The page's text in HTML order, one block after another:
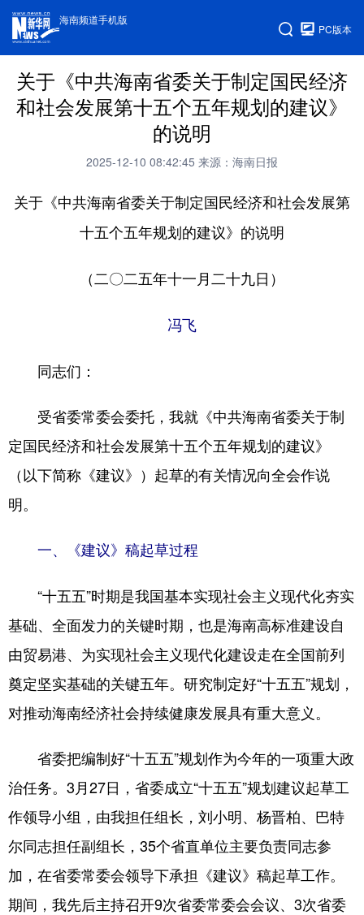
海南频道手机版
PC版本
关于《中共海南省委关于制定国民经济
和社会发展第十五个五年规划的建议》
的说明
2025-12-10 08:42:45 来源：海南日报
关于《中共海南省委关于制定国民经济和社会发展第
十五个五年规划的建议》的说明
（二〇二五年十一月二十九日）
冯飞
同志们：
受省委常委会委托，我就《中共海南省委关于制
定国民经济和社会发展第十五个五年规划的建议》
（以下简称《建议》）起草的有关情况向全会作说
明。
一、《建议》稿起草过程
“十五五”时期是我国基本实现社会主义现代化夯实
基础、全面发力的关键时期，也是海南高标准建设自
由贸易港、为实现社会主义现代化建设走在全国前列
奠定坚实基础的关键五年。研究制定好“十五五”规划，
对推动海南经济社会持续健康发展具有重大意义。
省委把编制好“十五五”规划作为今年的一项重大政
治任务。3月27日，省委成立“十五五”规划建议起草工
作领导小组，由我担任组长，刘小明、杨晋柏、巴特
尔同志担任副组长，35个省直单位主要负责同志参
加，在省委常委会领导下承担《建议》稿起草工作。
期间，我先后主持召开9次省委常委会会议、3次省委